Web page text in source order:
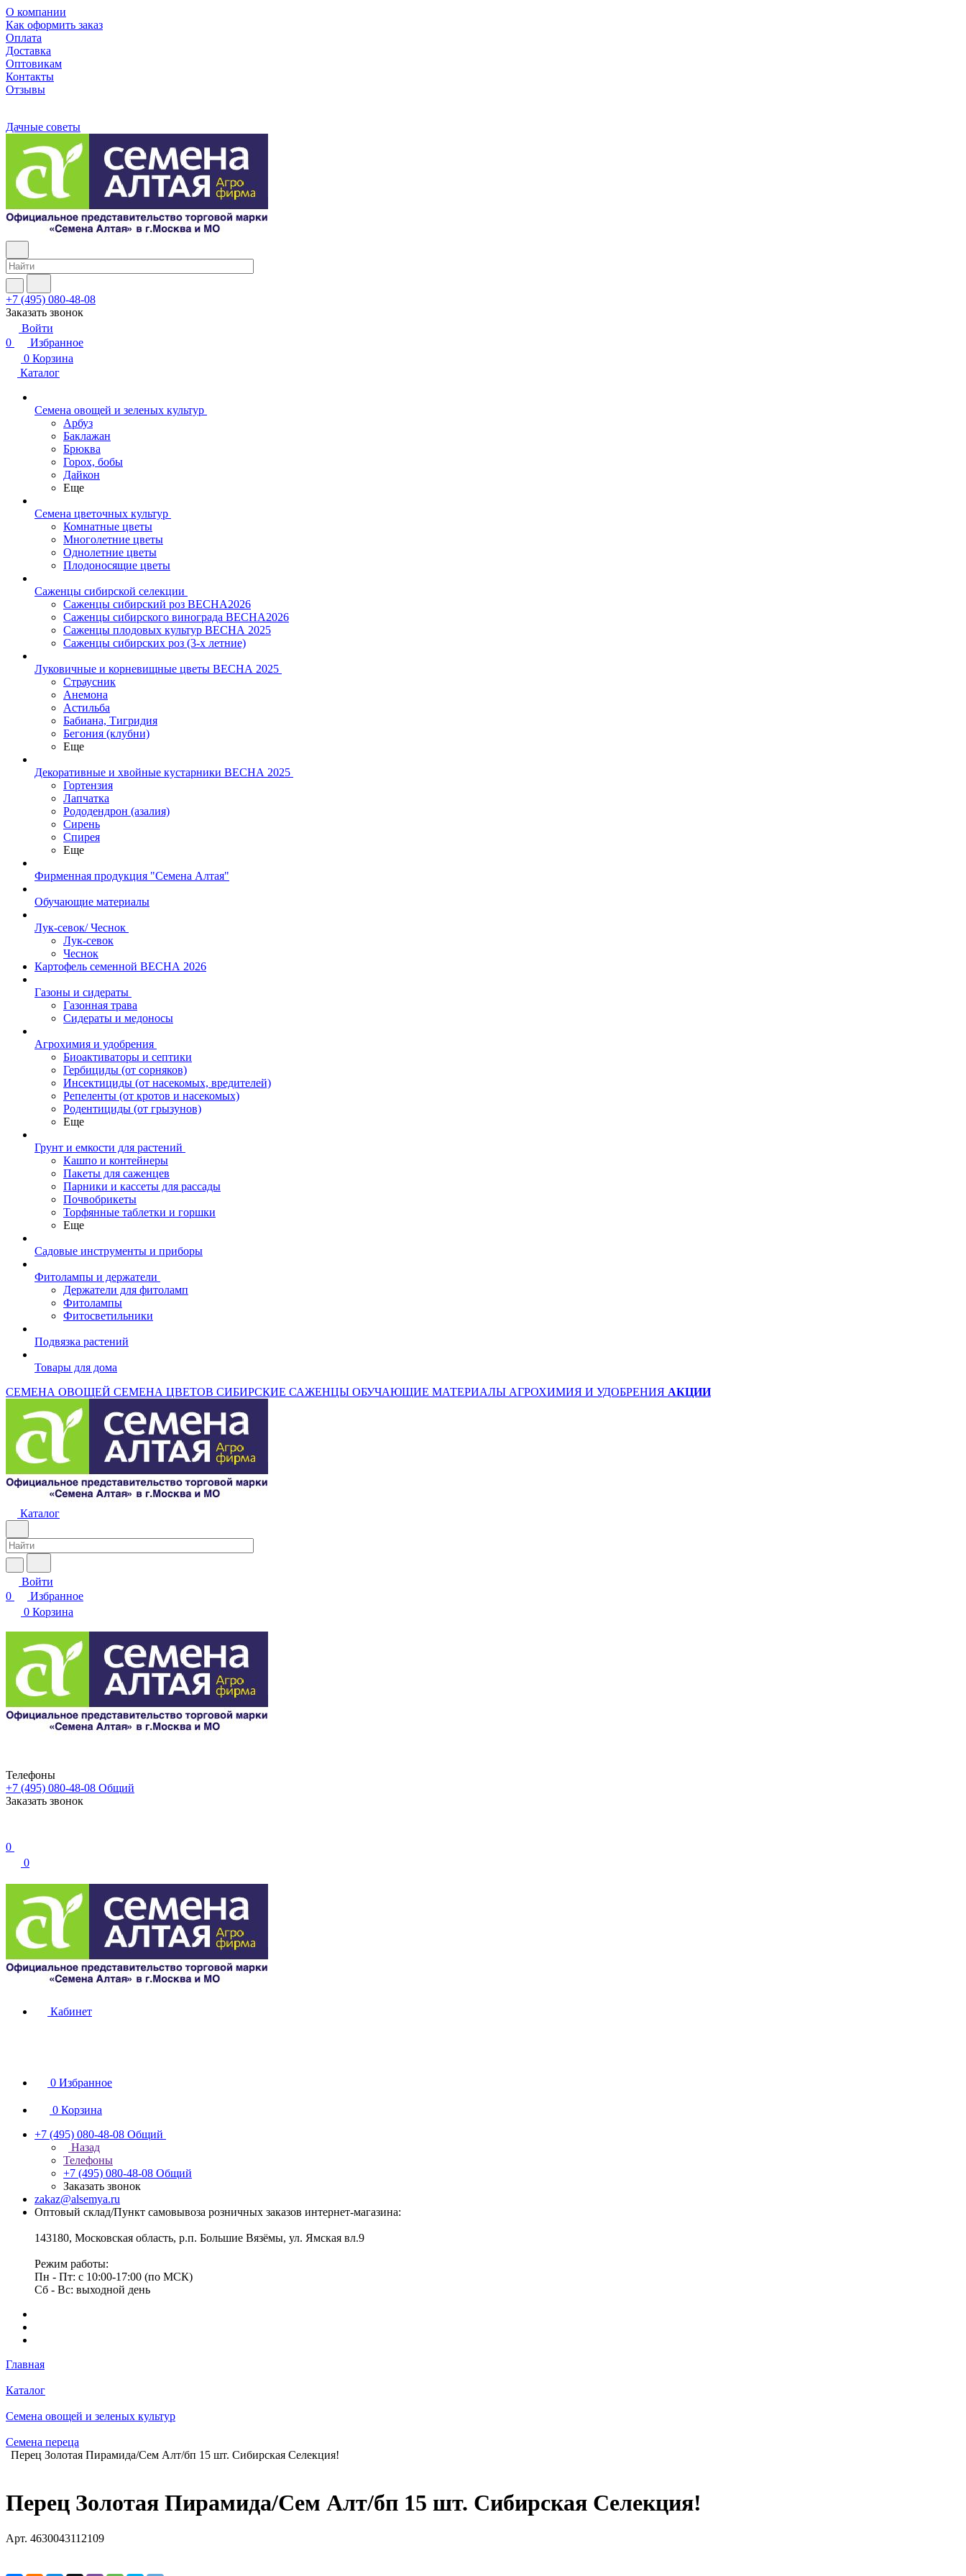
О компании
Как оформить заказ
Оплата
Доставка
Оптовикам
Контакты
Отзывы
Дачные советы
+7 (495) 080-48-08
Заказать звонок
Войти
0
Избранное
0 Корзина
Каталог
Семена овощей и зеленых культур
Арбуз
Баклажан
Брюква
Горох, бобы
Дайкон
Еще
Семена цветочных культур
Комнатные цветы
Многолетние цветы
Однолетние цветы
Плодоносящие цветы
Саженцы сибирской селекции
Саженцы сибирский роз ВЕСНА2026
Саженцы сибирского винограда ВЕСНА2026
Саженцы плодовых культур ВЕСНА 2025
Саженцы сибирских роз (3-х летние)
Луковичные и корневищные цветы ВЕСНА 2025
Страусник
Анемона
Астильба
Бабиана, Тигридия
Бегония (клубни)
Еще
Декоративные и хвойные кустарники ВЕСНА 2025
Гортензия
Лапчатка
Рододендрон (азалия)
Сирень
Спирея
Еще
Фирменная продукция "Семена Алтая"
Обучающие материалы
Лук-севок/ Чеснок
Лук-севок
Чеснок
Картофель семенной ВЕСНА 2026
Газоны и сидераты
Газонная трава
Сидераты и медоносы
Агрохимия и удобрения
Биоактиваторы и септики
Гербициды (от сорняков)
Инсектициды (от насекомых, вредителей)
Репеленты (от кротов и насекомых)
Родентициды (от грызунов)
Еще
Грунт и емкости для растений
Кашпо и контейнеры
Пакеты для саженцев
Парники и кассеты для рассады
Почвобрикеты
Торфянные таблетки и горшки
Еще
Садовые инструменты и приборы
Фитолампы и держатели
Держатели для фитоламп
Фитолампы
Фитосветильники
Подвязка растений
Товары для дома
СЕМЕНА ОВОЩЕЙ СЕМЕНА ЦВЕТОВ СИБИРСКИЕ САЖЕНЦЫ ОБУЧАЮЩИЕ МАТЕРИАЛЫ АГРОХИМИЯ И УДОБРЕНИЯ АКЦИИ
Каталог
Войти
0
Избранное
0 Корзина
Телефоны
+7 (495) 080-48-08 Общий
Заказать звонок
0
0
Кабинет
0 Избранное
0 Корзина
+7 (495) 080-48-08 Общий
Назад
Телефоны
+7 (495) 080-48-08 Общий
Заказать звонок
zakaz@alsemya.ru
Оптовый склад/Пункт самовывоза розничных заказов интернет-магазина:
143180, Московская область, р.п. Большие Вязёмы, ул. Ямская вл.9
Режим работы:
Пн - Пт: с 10:00-17:00 (по МСК)
Сб - Вс: выходной день
Главная
Каталог
Семена овощей и зеленых культур
Семена переца
Перец Золотая Пирамида/Сем Алт/бп 15 шт. Сибирская Селекция!
Перец Золотая Пирамида/Сем Алт/бп 15 шт. Сибирская Селекция!
Арт. 4630043112109